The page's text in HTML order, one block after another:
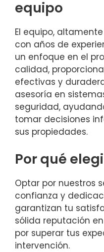
equipo
El equipo,
con años de
un enfoque en el
calidad,
efectivas y
asesoría en
seguridad,
tomar decisiones
sus propiedades.
Por qué
Optar por nuestros
confianza y
garantizan tu
sólida reputación
por superar tus
intervención.